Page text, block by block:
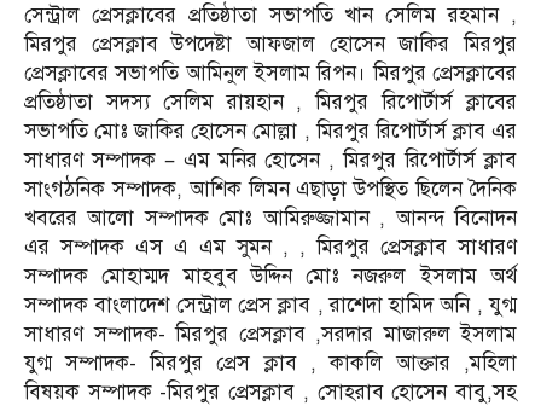
সেন্ট্রাল প্রেসক্লাবের প্রতিষ্ঠাতা সভাপতি খান সেলিম রহমান ,
মিরপুর প্রেসক্লাব উপদেষ্টা আফজাল হোসেন জাকির মিরপুর
প্রেসক্লাবের সভাপতি আমিনুল ইসলাম রিপন। মিরপুর প্রেসক্লাবের
প্রতিষ্ঠাতা সদস্য সেলিম রায়হান , মিরপুর রিপোর্টার্স ক্লাবের
সভাপতি মোঃ জাকির হোসেন মোল্লা , মিরপুর রিপোর্টার্স ক্লাব এর
সাধারণ সম্পাদক – এম মনির হোসেন , মিরপুর রিপোর্টার্স ক্লাব
সাংগঠনিক সম্পাদক, আশিক লিমন এছাড়া উপস্থিত ছিলেন দৈনিক
খবরের আলো সম্পাদক মোঃ আমিরুজ্জামান , আনন্দ বিনোদন
এর সম্পাদক এস এ এম সুমন , , মিরপুর প্রেসক্লাব সাধারণ
সম্পাদক মোহাম্মদ মাহবুব উদ্দিন মোঃ নজরুল ইসলাম অর্থ
সম্পাদক বাংলাদেশ সেন্ট্রাল প্রেস ক্লাব , রাশেদা হামিদ অনি , যুগ্ম
সাধারণ সম্পাদক- মিরপুর প্রেসক্লাব ,সরদার মাজারুল ইসলাম
যুগ্ম সম্পাদক- মিরপুর প্রেস ক্লাব , কাকলি আক্তার ,মহিলা
বিষয়ক সম্পাদক -মিরপুর প্রেসক্লাব , সোহরাব হোসেন বাবু,সহ